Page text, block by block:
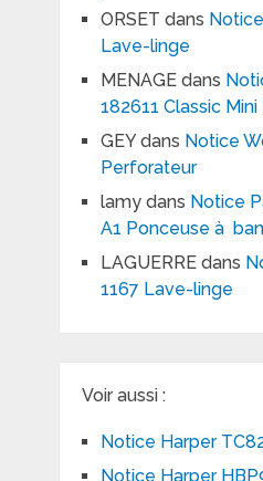
ORSET dans
Lave-linge
MENAGEdans
182611 Classic
GEYdans Notice
Perforateur
lamydans Notice
A1 Ponceuse à
LAGUERREdans
1167 Lave-linge
Voir aussi :
Notice Harper
Notice Harper